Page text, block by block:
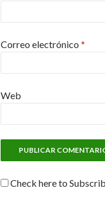
Correo electrónico *
Web
Check here to